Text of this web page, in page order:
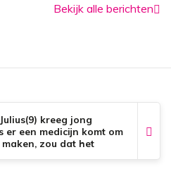
Bekijk alle berichten
kreeg jong
er een medicijn komt om
zou dat het